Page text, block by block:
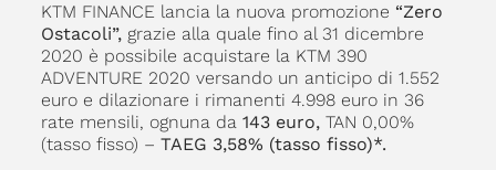
KTM FINANCE lancia la nuova promozione “Zero
Ostacoli”, grazie alla quale fino al 31 dicembre
2020 è possibile acquistare la KTM 390
ADVENTURE 2020 versando un anticipo di 1.552
euro e dilazionare i rimanenti 4.998 euro in 36
rate mensili, ognuna da 143 euro, TAN 0,00%
(tasso fisso) – TAEG 3,58% (tasso fisso)*.